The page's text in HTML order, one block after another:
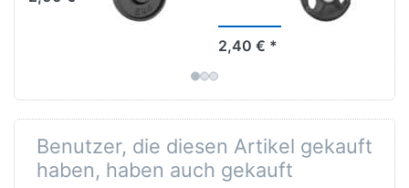
2,40 € *
Benutzer, die diesen Artikel gekauft
haben, haben auch gekauft